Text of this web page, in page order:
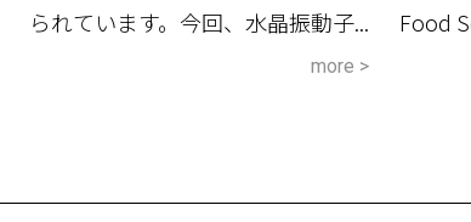
られています。今回、水晶振動子...
more >
Food